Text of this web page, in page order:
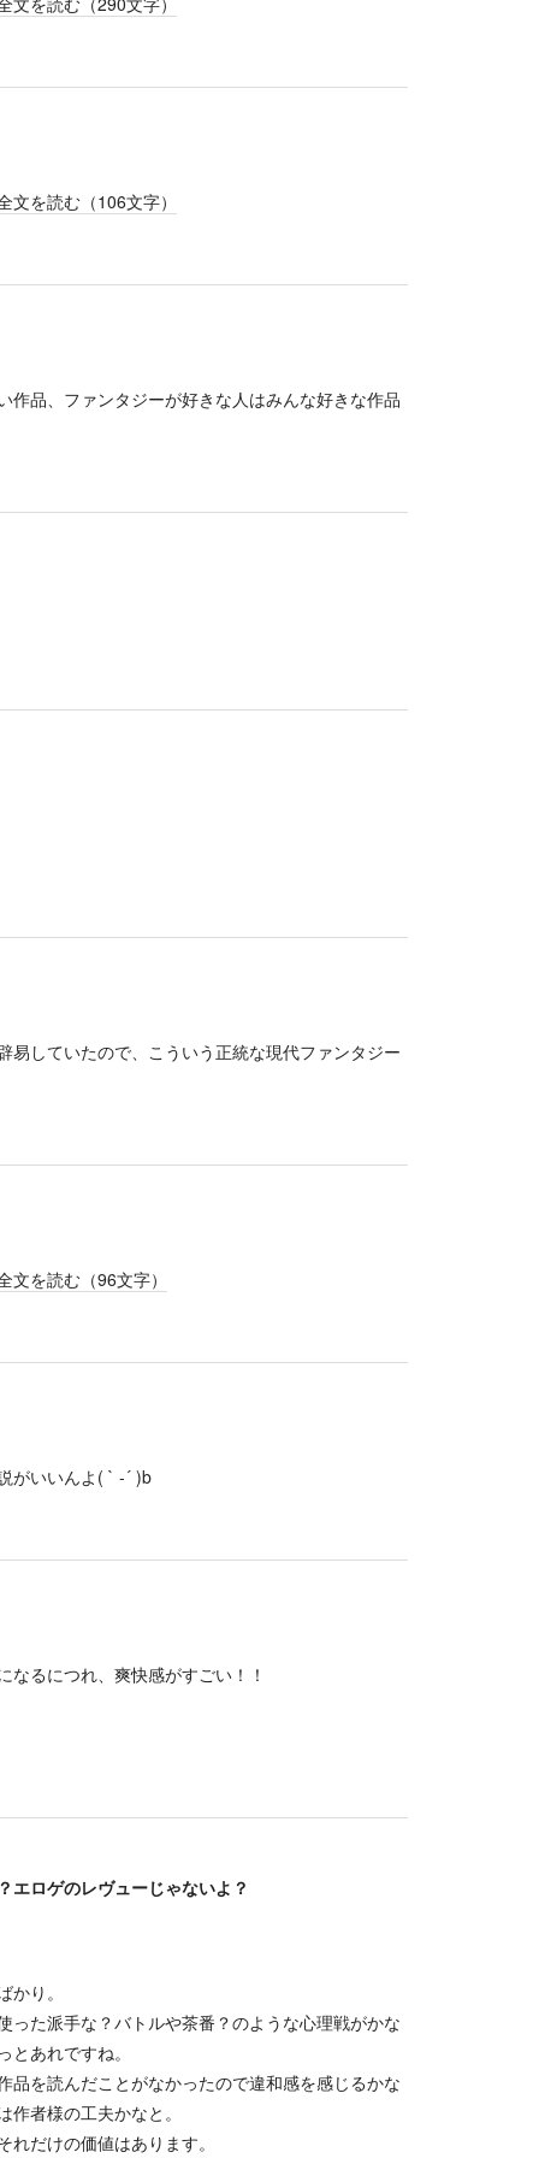
文を読む（106文字）
品、ファンタジーが好きな人はみんな好きな作品
していたので、こういう正統な現代ファンタジー
文を読む（96文字）
がいいんよ( ` -´ )b
るにつれ、爽快感がすごい！！
エロゲのレヴューじゃないよ？
り。
た派手な？バトルや茶番？のような心理戦がかな
あれですね。
を読んだことがなかったので違和感を感じるかな
者様の工夫かなと。
だけの価値はあります。